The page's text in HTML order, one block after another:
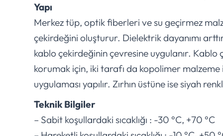
Yapı
Merkez tüp, optik fiberleri ve su geçirmez
çekirdeğini oluşturur. Dielektrik dayanımı
kablo çekirdeğinin çevresine uygulanır. Kablo
korumak için, iki tarafı da kopolimer malzeme
uygulaması yapılır. Zırhın üstüne ise siyah
Teknik Bilgiler
– Sabit koşullardaki sıcaklığı : -30 °C, +70 °C